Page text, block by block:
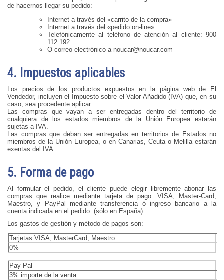
de hacernos llegar su pedido:
Internet a través del «carrito de la compra»
Internet a través del «pedido on-line»
Telefónicamente al teléfono de atención al cliente: 900
112 192
O correo electrónico a noucar@noucar.com
4. Impuestos aplicables
Los precios de los productos expuestos en la página web de El
Vendedor, incluyen el Impuesto sobre el Valor Añadido (IVA) que, en su
caso, sea procedente aplicar.
Las compras que vayan a ser entregadas dentro del territorio de
cualquiera de los estados miembros de la Unión Europea estarán
sujetas a IVA.
Las compras que deban ser entregadas en territorios de Estados no
miembros de la Unión Europea, o en Canarias, Ceuta o Melilla estarán
exentas del IVA.
5. Forma de pago
Al formular el pedido, el cliente puede elegir libremente abonar las
compras que realice mediante tarjeta de pago: VISA, Master-Card,
Maestro, y PayPal mediante transferencia ó ingreso bancario a la
cuenta indicada en el pedido. (sólo en España).
Los gastos de gestión y método de pagos son:
Tarjetas VISA, MasterCard, Maestro
0%
Pay Pal
3% importe de la venta.